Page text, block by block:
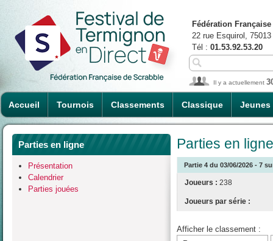
Accueil Tournois Classements Classique Jeunes
Fédération
22 rue Esquirol,
Tél : 01.53.92.53.20
Il y a actuellement
Parties en ligne
Présentation
Calendrier
Parties jouées
Parties en ligne
Partie 4 du 03/06/2026 - 7
Joueurs : 238
Joueurs par série :
Afficher le classement :